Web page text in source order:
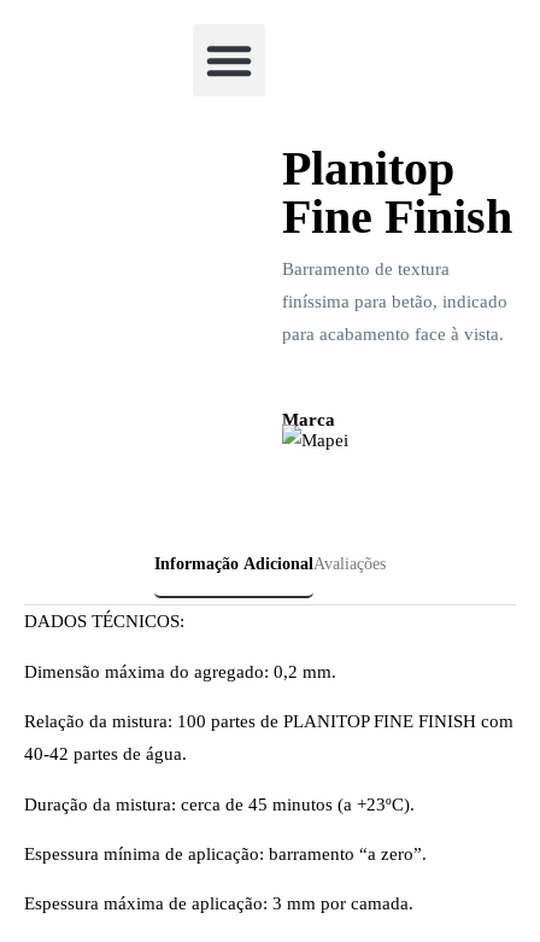
Planitop
Fine Finish
Barramento de textura
finíssima para betão, indicado
para acabamento face à vista.
Marca
Informação AdicionalAvaliações
DADOS TÉCNICOS:
Dimensão máxima do agregado: 0,2 mm.
Relação da mistura: 100 partes de PLANITOP FINE FINISH com
40-42 partes de água.
Duração da mistura: cerca de 45 minutos (a +23ºC).
Espessura mínima de aplicação: barramento “a zero”.
Espessura máxima de aplicação: 3 mm por camada.